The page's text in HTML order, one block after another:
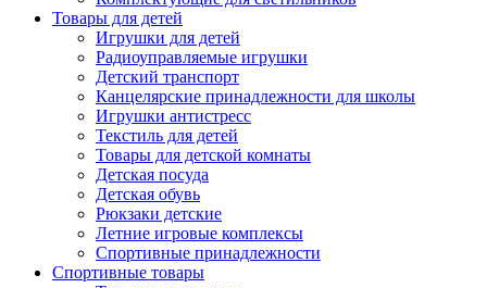
Товары для детей
Игрушки для детей
Радиоуправляемые игрушки
Детский транспорт
Канцелярские принадлежности для школы
Игрушки антистресс
Текстиль для детей
Товары для детской комнаты
Детская посуда
Детская обувь
Рюкзаки детские
Летние игровые комплексы
Спортивные принадлежности
Спортивные товары